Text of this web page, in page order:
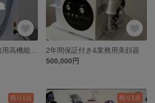
2年間保証付き&業務用美顔器
500,000円
残り1点 残り1点